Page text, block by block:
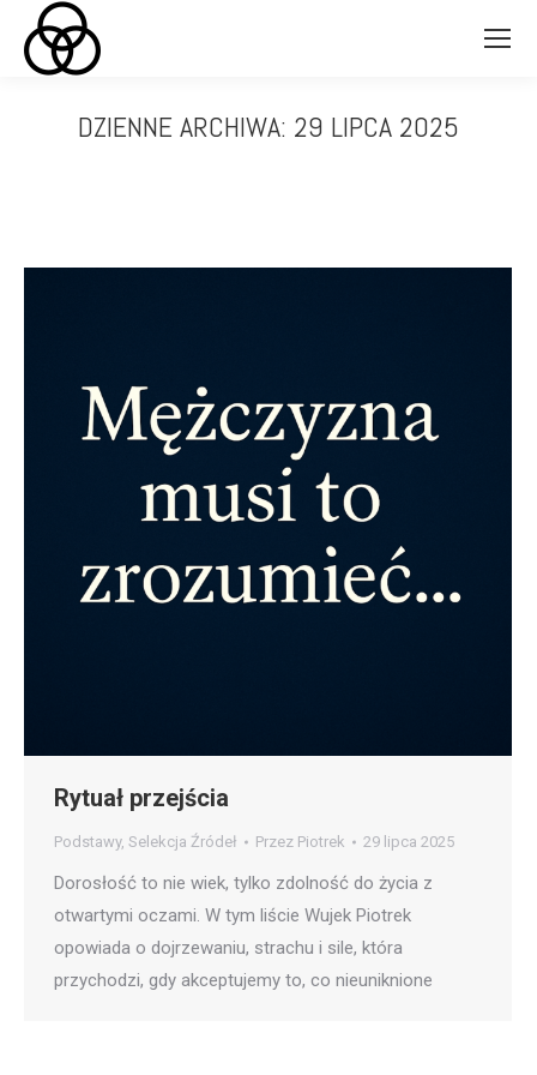
DZIENNE ARCHIWA: 29 LIPCA 2025
Rytuał przejścia
Podstawy, Selekcja Źródeł Przez Piotrek 29 lipca 2025
Dorosłość to nie wiek, tylko zdolność do życia z
otwartymi oczami. W tym liście Wujek Piotrek
opowiada o dojrzewaniu, strachu i sile, która
przychodzi, gdy akceptujemy to, co nieuniknione